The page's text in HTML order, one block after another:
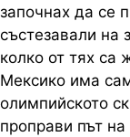
започнах да се
състезавали на
колко от тях са
Мексико има
олимпийското
проправи път на